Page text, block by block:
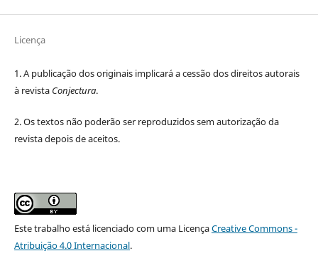
Licença
1. A publicação dos originais implicará a cessão dos direitos autorais
à revista Conjectura.
2. Os textos não poderão ser reproduzidos sem autorização da
revista depois de aceitos.
Este trabalho está licenciado com uma LicençaCreative Commons -
Atribuição 4.0 Internacional.